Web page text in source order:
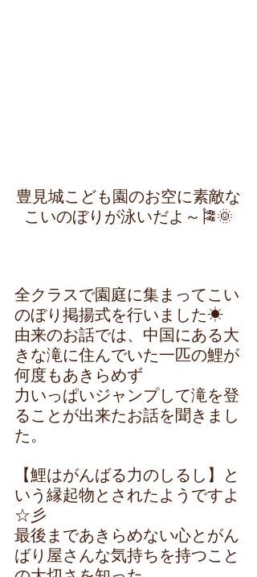
豊見城こども園のお空に素敵な
こいのぼりが泳いだよ～🎏🌞
全クラスで園庭に集まってこい
のぼり掲揚式を行いました☀
由来のお話では、中国にある大
きな滝に住んでいた一匹の鯉が
何度もあきらめず
力いっぱいジャンプして滝を登
ることが出来たお話を聞きまし
た。
【鯉はがんばる力のしるし】と
いう縁起物とされたようですよ
☆彡
最後まであきらめない心とがん
ばり屋さんな気持ちを持つこと